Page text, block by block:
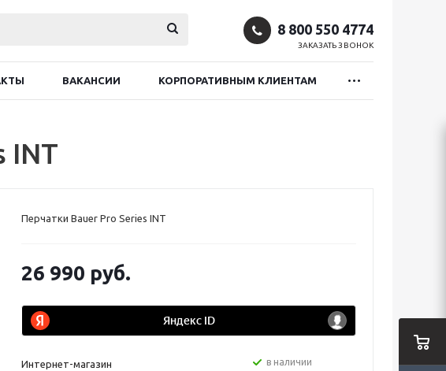
8 800 550 4774
ЗАКАЗАТЬ ЗВОНОК
ВАКАНСИИ КОРПОРАТИВНЫМ КЛИЕНТАМ
INT
Перчатки Bauer Pro Series INT
26 990 руб.
Интернет-магазин в наличии